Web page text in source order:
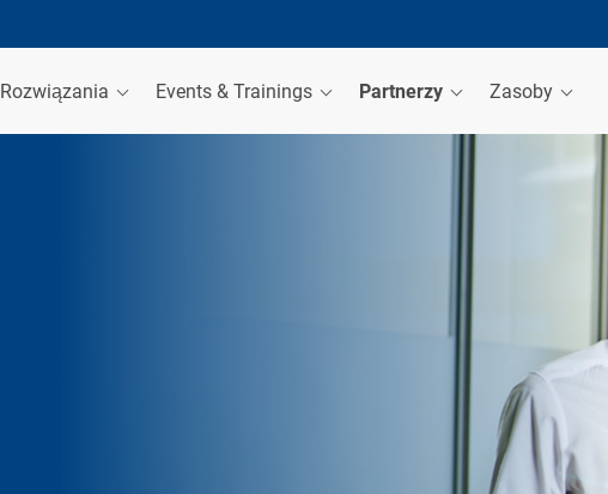
Rozwiązania Events & Trainings Partnerzy Zasoby